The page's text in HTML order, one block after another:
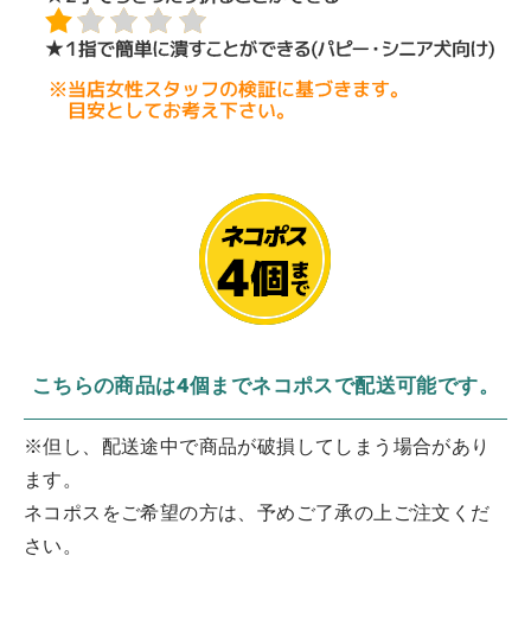
こちらの商品は4個までネコポスで配送可能です。
※但し、配送途中で商品が破損してしまう場合があり
ます。
ネコポスをご希望の方は、予めご了承の上ご注文くだ
さい。